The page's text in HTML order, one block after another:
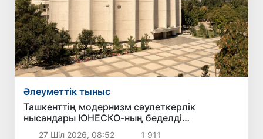
Әлеуметтік тыныс
Ташкенттің модернизм сәулеткерлік
нысандары ЮНЕСКО-ның беделді
Халықаралық тізіміне ресми түрде енгізілді
27 Шіл 2026, 08:52 1 911